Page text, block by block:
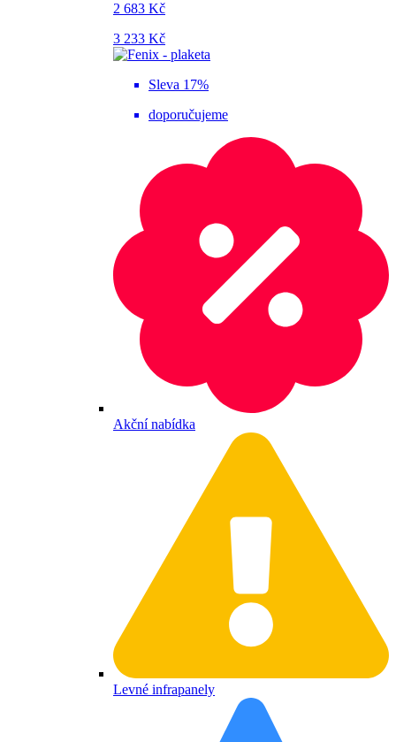
2 683 Kč
3 233 Kč
Sleva 17%
doporučujeme
Akční nabídka
Levné infrapanely